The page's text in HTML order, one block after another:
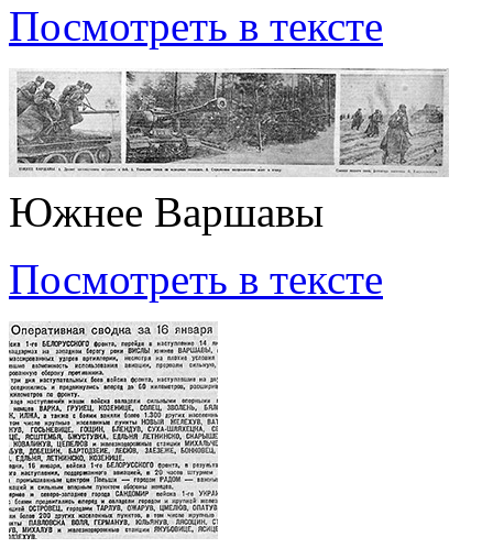
Посмотреть в тексте
Южнее Варшавы
Посмотреть в тексте